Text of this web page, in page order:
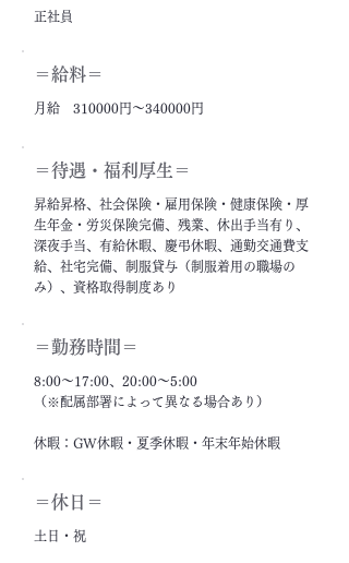
正社員
＝給料＝
月給 310000円～340000円
＝​待遇・福利厚生＝
昇給昇格、社会保険・雇用保険・健康保険・厚
生年金・労災保険完備、残業、休出手当有り、
深夜手当、有給休暇、慶弔休暇、通勤交通費支
給、社宅完備、制服貸与（制服着用の職場の
み）、資格取得制度あり
＝勤務時間＝
8:00～17:00、20:00～5:00
（※配属部署によって異なる場合あり）
休暇：GW休暇・夏季休暇・年末年始休暇
＝休日＝
土日・祝